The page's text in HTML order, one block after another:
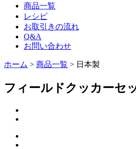
商品一覧
レシピ
お取引きの流れ
Q&A
お問い合わせ
ホーム > 商品一覧 > 日本製
フィールドクッカーセ